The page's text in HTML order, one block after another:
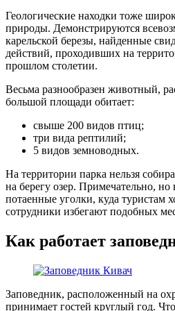
Геологические находки тоже
природы. Демонстрируются
карельской березы, найденные
действий, проходивших на
прошлом столетии.
Весьма разнообразен животный,
большой площади обитает:
свыше 200 видов птиц;
три вида рептилий;
5 видов земноводных.
На территории парка нельзя
на берегу озер. Примечательно,
потаенные уголки, куда туристам
сотрудники избегают подобных
Как работает
Заповедник, расположенный на
принимает гостей круглый год.